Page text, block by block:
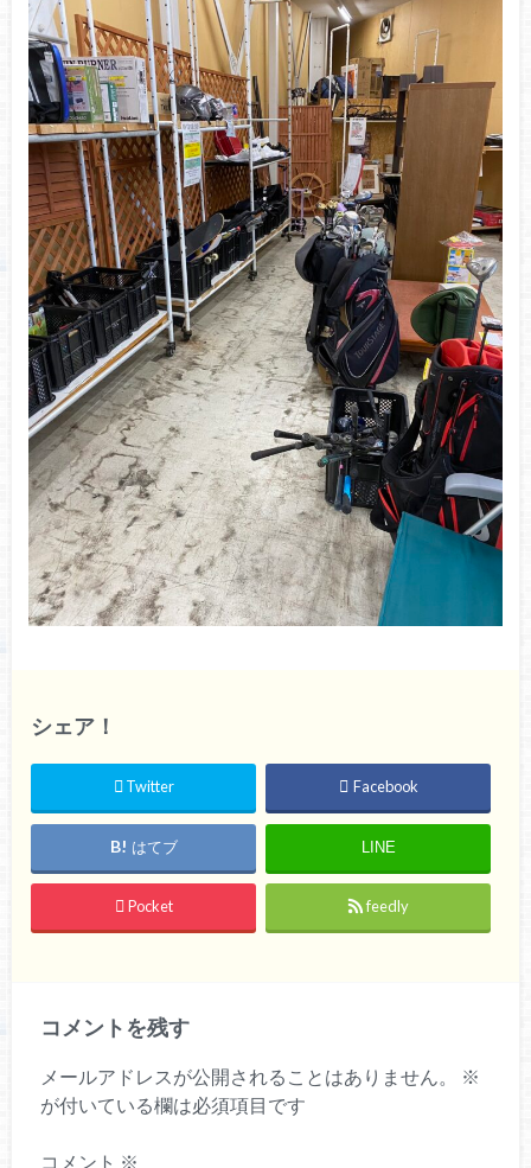
シェア！
Twitter Facebook
はてブ LINE
Pocket feedly
コメントを残す
メールアドレスが公開されることはありません。
※
が付いている欄は必須項目です
コメント ※